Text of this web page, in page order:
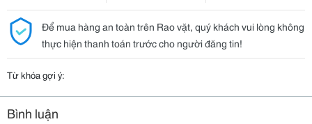
Để mua hàng an toàn trên Rao vặt, quý khách vui lòng không
thực hiện thanh toán trước cho người đăng tin!
Từ khóa gợi ý:
Bình luận